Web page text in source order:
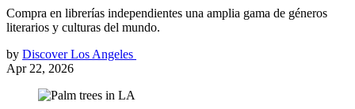
Compra en librerías independientes una amplia gama de géneros
literarios y culturas del mundo.
by Discover Los Angeles
Apr 22, 2026